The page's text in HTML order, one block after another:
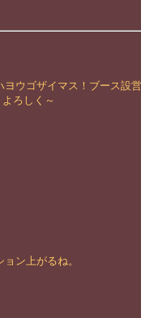
ウゴザイマス！ブース設
ろしく～
ン上がるね。